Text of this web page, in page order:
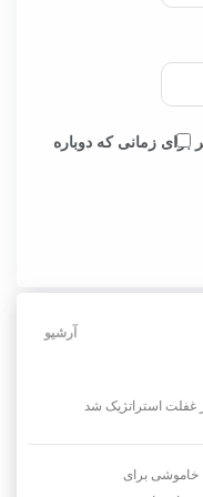
زمانی که دوباره
آرشیو
غفلت استراتژیک شد
خاموشی برای